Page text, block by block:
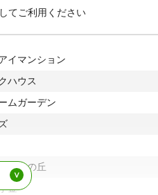
常盤平駅、八柱駅、みのり台駅、松
てご利用ください
イマンション
ハウス
ムガーデン
まりの丘
金